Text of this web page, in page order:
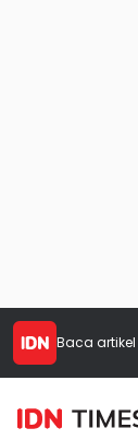
Baca artikel